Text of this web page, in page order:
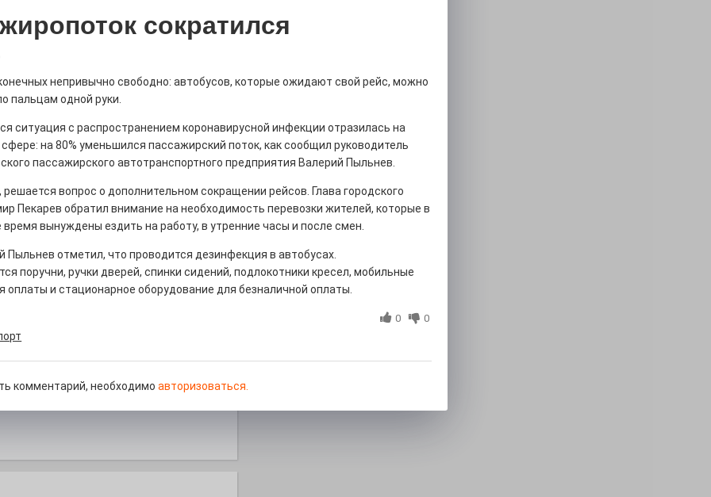
раз этот статус подтвердили
— одно на всех
0
— новый масштабный проект,
приглашает к себе
Олега Коняшина.
путешествуют по
0
На этой неделе электростальцев
«Районы-кварталы».
сократился
непривычно свободно: автобусов, которые ожидают свой рейс, можно
пальцам одной руки.
ситуация с распространением коронавирусной инфекции отразилась на
на 80% уменьшился пассажирский поток, как сообщил руководитель
пассажирского автотранспортного предприятия Валерий Пыльнев.
решается вопрос о дополнительном сокращении рейсов. Глава городского
Пекарев обратил внимание на необходимость перевозки жителей, которые в
время вынуждены ездить на работу, в утренние часы и после смен.
Пыльнев отметил, что проводится дезинфекция в автобусах.
поручни, ручки дверей, спинки сидений, подлокотники кресел, мобильные
оплаты и стационарное оборудование для безналичной оплаты.
0 0
комментарий, необходимо авторизоваться.